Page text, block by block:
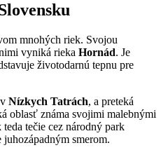
mnohých riek. Svojou
vyniká rieka Hornád. Je
životodarnú tepnu pre
Nízkych Tatrách, a preteká
oblasť známa svojimi malebnými
tečie cez národný park
smerom.